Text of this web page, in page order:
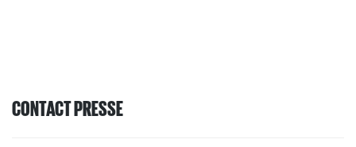
CONTACT PRESSE